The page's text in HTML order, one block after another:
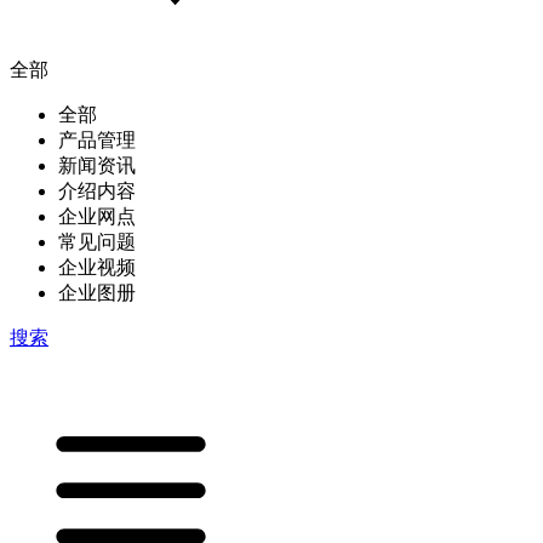
全部
全部
产品管理
新闻资讯
介绍内容
企业网点
常见问题
企业视频
企业图册
搜索